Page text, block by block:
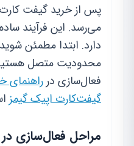
پس از خرید گیفت
می‌رسد. این فرآیند
دارد. ابتدا مطمئن
محدودیت متصل
فعال‌سازی در راهنمای
گیفت‌کارت اپیک گیمز
مراحل فعال‌سازی